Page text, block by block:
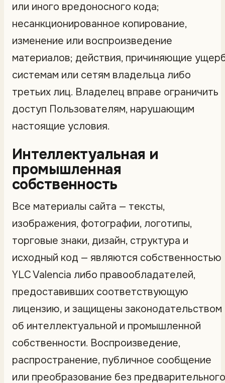
или иного вредоносного кода;
несанкционированное копирование,
изменение или воспроизведение
материалов; действия, причиняющие
системам или сетям владельца либо
третьих лиц. Владелец вправе ограничить
доступ Пользователям, нарушающим
настоящие условия.
Интеллектуальная и
промышленная
собственность
Все материалы сайта — тексты,
изображения, фотографии, логотипы,
торговые знаки, дизайн, структура и
исходный код — являются собственностью
YLC Valencia либо правообладателей,
предоставивших соответствующую
лицензию, и защищены законодательством
об интеллектуальной и промышленной
собственности. Воспроизведение,
распространение, публичное сообщение
или преобразование без предварительного